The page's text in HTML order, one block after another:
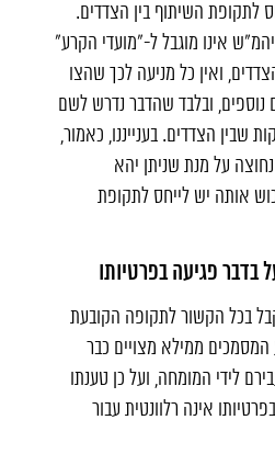
לתקופת השיתוף בין הצדדים.
אינו מוגבל ל-"מועדי הקרע"
ואין כל מניעה לכך שהצו
נוספים, ובלבד שהדבר נדרש לשם
שבין הצדדים. בענייננו, כאמור,
על מנת שניתן יהא
אותה יש לייחס לתקופת
בדבר פגיעה בפרטיותו
בכל הקשור לתקופה הקובעת
ממילא מצויים כבר
לידי המומחה, ועל כן טענתו
אינה רלוונטית עבור